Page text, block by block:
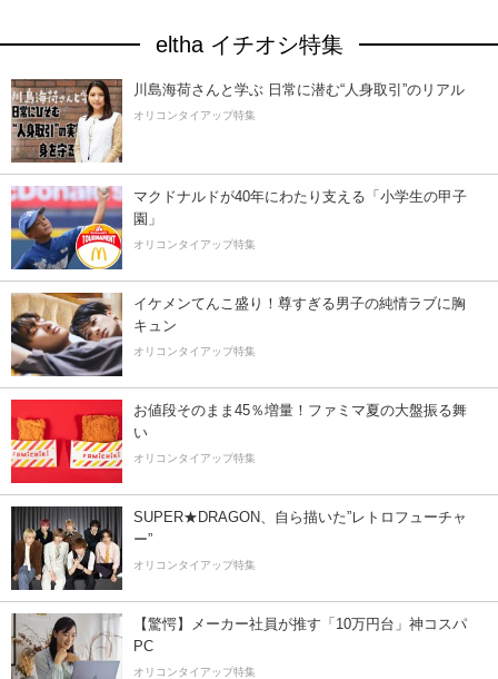
eltha イチオシ特集
川島海荷さんと学ぶ 日常に潜む“人身取引”のリアル
オリコンタイアップ特集
マクドナルドが40年にわたり支える「小学生の甲子
園」
オリコンタイアップ特集
イケメンてんこ盛り！尊すぎる男子の純情ラブに胸
キュン
オリコンタイアップ特集
お値段そのまま45％増量！ファミマ夏の大盤振る舞
い
オリコンタイアップ特集
SUPER★DRAGON、自ら描いた”レトロフューチャ
ー”
オリコンタイアップ特集
【驚愕】メーカー社員が推す「10万円台」神コスパ
PC
オリコンタイアップ特集